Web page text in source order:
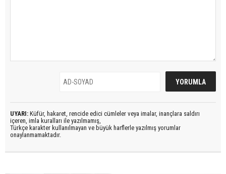
UYARI: Küfür, hakaret, rencide edici cümleler veya imalar, inançlara saldırı
içeren, imla kuralları ile yazılmamış,
Türkçe karakter kullanılmayan ve büyük harflerle yazılmış yorumlar
onaylanmamaktadır.